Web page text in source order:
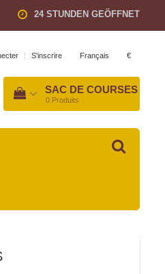
24 STUNDEN GEÖFFNET
| S'inscrire Français €
SAC DE COURSES
0 Produits